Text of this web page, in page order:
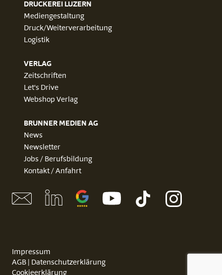
DRUCKEREI LUZERN
Mediengestaltung
Druck/Weiterverarbeitung
Logistik
VERLAG
Zeitschriften
Let's Drive
Webshop Verlag
BRUNNER MEDIEN AG
News
Newsletter
Jobs / Berufsbildung
Kontakt / Anfahrt
Impressum
AGB
Datenschutzerklärung
Cookieerklärung